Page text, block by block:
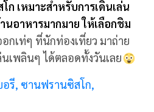
ปฝั่งโอคแลนด์ด้วย ถือว่าเป็น
องอเมริกา ความยาวของ
โลเมตรยิ่งถ้าได้มาเที่ยวและ
ลิดเพลินกับการมองวิวทิวทัศน์
ๆ ไปด้วย ได้ความฟินสุดๆ เลย